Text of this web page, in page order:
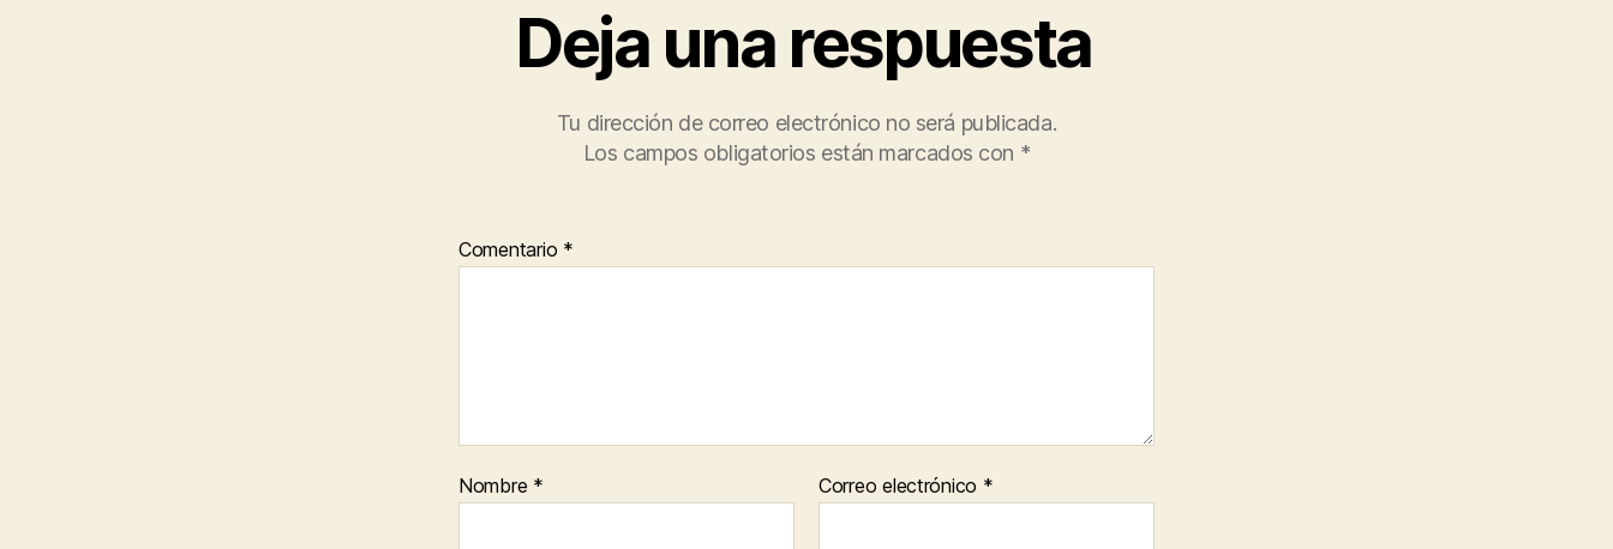
Deja una respuesta
Tu dirección de correo electrónico no será publicada.
Los campos obligatorios están marcados con *
Comentario *
Nombre * Correo electrónico *